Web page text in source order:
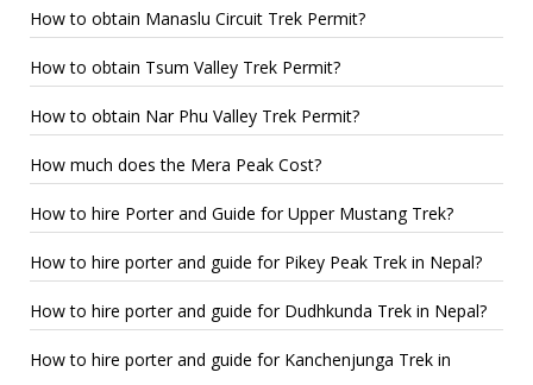
How to obtain Manaslu Circuit Trek Permit?
How to obtain Tsum Valley Trek Permit?
How to obtain Nar Phu Valley Trek Permit?
How much does the Mera Peak Cost?
How to hire Porter and Guide for Upper Mustang Trek?
How to hire porter and guide for Pikey Peak Trek in Nepal?
How to hire porter and guide for Dudhkunda Trek in Nepal?
How to hire porter and guide for Kanchenjunga Trek in